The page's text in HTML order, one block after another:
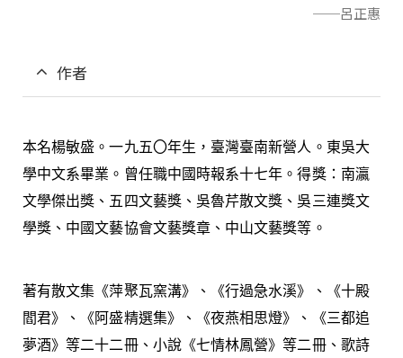
──呂正惠
作者
本名楊敏盛。一九五〇年生，臺灣臺南新營人。東吳大
學中文系畢業。曾任職中國時報系十七年。得獎：南瀛
文學傑出獎、五四文藝獎、吳魯芹散文獎、吳三連獎文
學獎、中國文藝協會文藝獎章、中山文藝獎等。
著有散文集《萍聚瓦窯溝》、《行過急水溪》、《十殿
閻君》、《阿盛精選集》、《夜燕相思燈》、《三都追
夢酒》等二十二冊、小說《七情林鳳營》等二冊、歌詩